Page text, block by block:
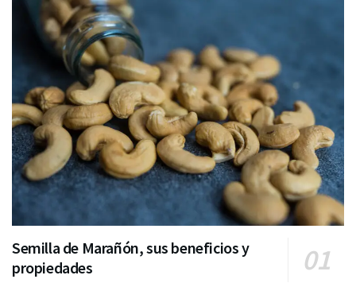
Semilla de Marañón, sus beneficios y
propiedades